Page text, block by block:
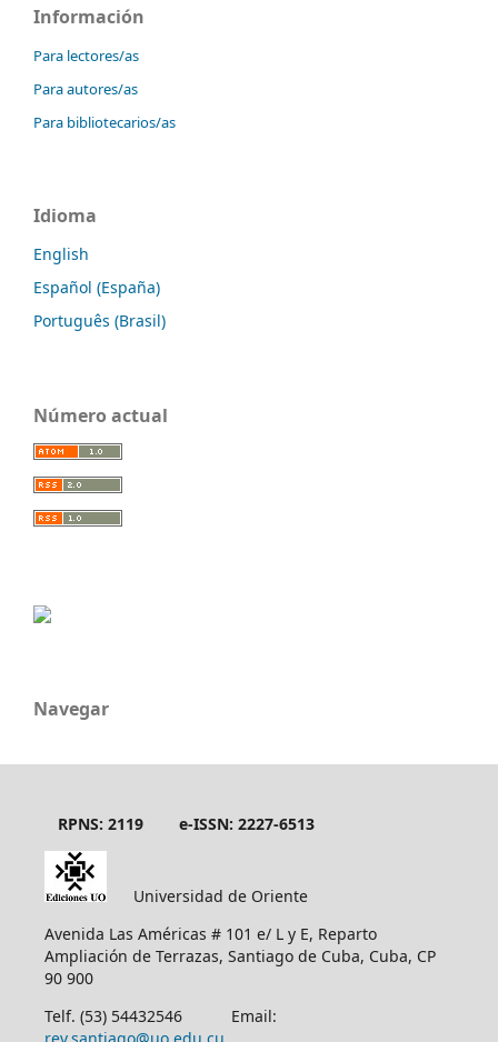
Información
Para lectores/as
Para autores/as
Para bibliotecarios/as
Idioma
English
Español (España)
Português (Brasil)
Número actual
Navegar
RPNS: 2119 e-ISSN: 2227-6513
Universidad de Oriente
Avenida Las Américas # 101 e/ L y E, Reparto
Ampliación de Terrazas, Santiago de Cuba, Cuba, CP
90 900
Telf. (53) 54432546 Email: